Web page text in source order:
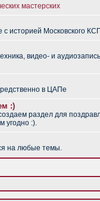
мастерских
с историей Московского
видео- и
в ЦАПе
:)
раздел для
угодно :).
на любые темы.